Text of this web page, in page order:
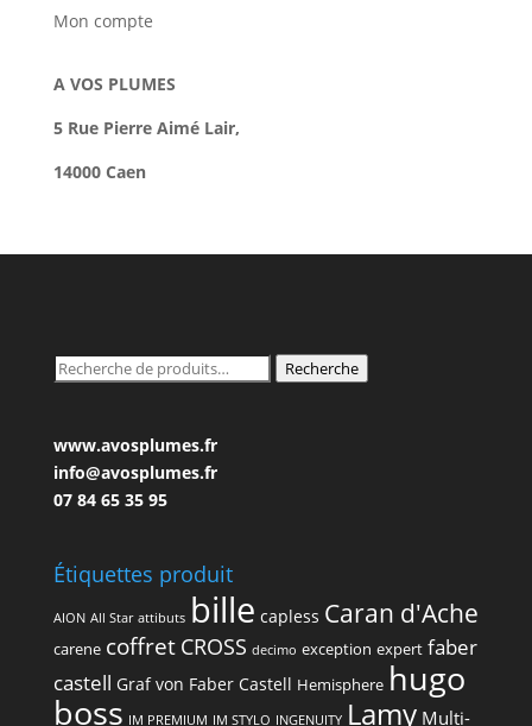
Mon compte
A VOS PLUMES
5 Rue Pierre Aimé Lair,
14000 Caen
Recherche
Recherche
www.avosplumes.fr
info@avosplumes.fr
07 84 65 35 95
Étiquettes produit
AION All Star attibuts bille capless Caran d'Ache
carene coffret CROSS decimo exception expert faber
castell Graf von Faber Castell Hemisphere hugo
boss IM PREMIUM IM STYLO INGENUITY Lamy Multi-